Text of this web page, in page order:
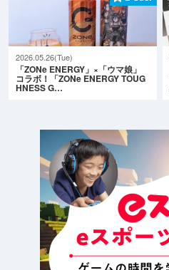
2026.05.26(Tue)
「ZONe ENERGY」×「ウマ娘」
コラボ！「ZONe ENERGY TOUG
HNESS G…